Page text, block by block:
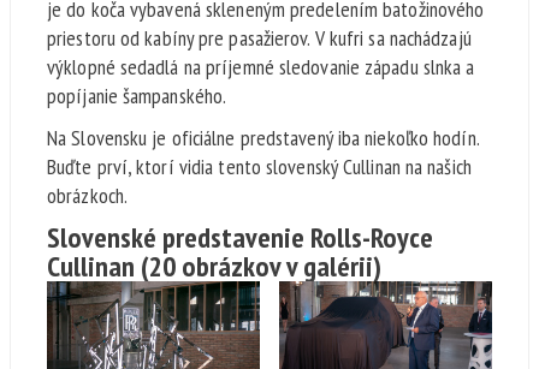
je do koča vybavená skleneným predelením batožinového
priestoru od kabíny pre pasažierov. V kufri sa nachádzajú
výklopné sedadlá na príjemné sledovanie západu slnka a
popíjanie šampanského.
Na Slovensku je oficiálne predstavený iba niekoľko hodín.
Buďte prví, ktorí vidia tento slovenský Cullinan na našich
obrázkoch.
Slovenské predstavenie Rolls-Royce
Cullinan (20 obrázkov v galérii)